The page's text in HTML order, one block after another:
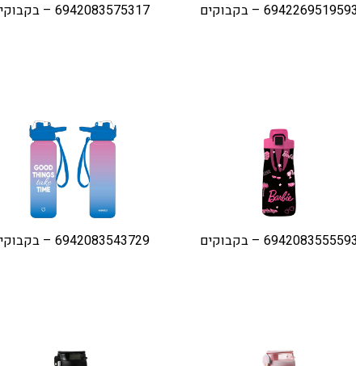
– בקבוקים 6942083575317 – בקבוקים
– בקבוקים 6942083543729 – בקבוקים